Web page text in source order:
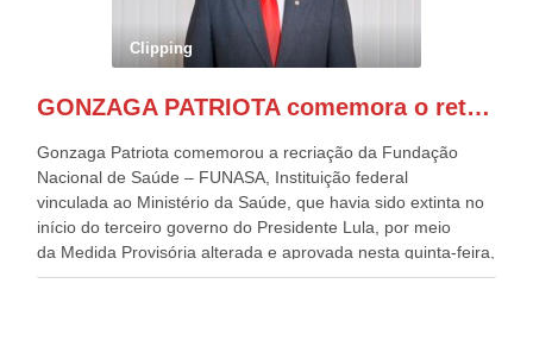
atualmente Superintendente da SUDENE, Danilo Cabral, da
Governadora de Pernambuco, Raquel Lyra, os ministros da
Casa Civil, Rui Costa, e da Integração e do Desenvolvimento
de todo Nordeste que também ajudam a fomentar o
Clipping
GONZAGA PATRIOTA comemora o retorno da FUNASA
Gonzaga Patriota comemorou a recriação da Fundação
Nacional de Saúde – FUNASA, Instituição federal
vinculada ao Ministério da Saúde, que havia sido extinta no
início do terceiro governo do Presidente Lula, por meio
da Medida Provisória alterada e aprovada nesta quinta-feira,
pelo Congresso Nacional. Gonzaga Patriota disse hoje em